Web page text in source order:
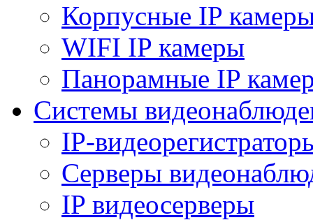
Корпусные IP
WIFI IP камеры
Панорамные IP
Системы
IP-
Серверы
IP видеосерверы